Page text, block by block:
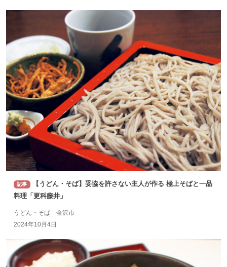
記事
【うどん・そば】妥協を許さない主人が作る 極上そばと一品
料理「更科藤井」
うどん・そば 金沢市
2024年10月4日